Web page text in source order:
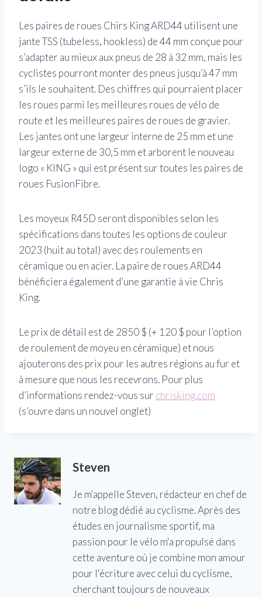
Les paires de roues Chirs King ARD44 utilisent une
jante TSS (tubeless, hookless) de 44 mm conçue pour
s’adapter au mieux aux pneus de 28 à 32 mm, mais les
cyclistes pourront monter des pneus jusqu’à 47 mm
s’ils le souhaitent. Des chiffres qui pourraient placer
les roues parmi les meilleures roues de vélo de
route et les meilleures paires de roues de gravier.
Les jantes ont une largeur interne de 25 mm et une
largeur externe de 30,5 mm et arborent le nouveau
logo « KING » qui est présent sur toutes les paires de
roues FusionFibre.
Les moyeux R45D seront disponibles selon les
spécifications dans toutes les options de couleur
2023 (huit au total) avec des roulements en
céramique ou en acier. La paire de roues ARD44
bénéficiera également d’une garantie à vie Chris
King.
Le prix de détail est de 2850 $ (+ 120 $ pour l’option
de roulement de moyeu en céramique) et nous
ajouterons des prix pour les autres régions au fur et
à mesure que nous les recevrons. Pour plus
d’informations rendez-vous sur chrisking.com
(s’ouvre dans un nouvel onglet)
Steven
Je m'appelle Steven, rédacteur en chef de
notre blog dédié au cyclisme. Après des
études en journalisme sportif, ma
passion pour le vélo m'a propulsé dans
cette aventure où je combine mon amour
pour l'écriture avec celui du cyclisme,
cherchant toujours de nouveaux